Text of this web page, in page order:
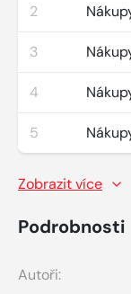
2
3
4
5
Zobrazit více
Podrobnosti
Autoři: